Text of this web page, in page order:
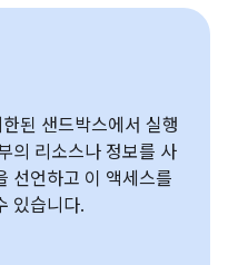
된 샌드박스에서 실행
의 리소스나 정보를 사
선언하고 이 액세스를
있습니다.